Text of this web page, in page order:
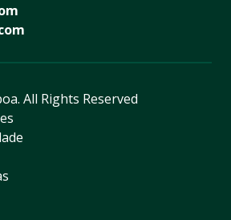
All Rights Reserved